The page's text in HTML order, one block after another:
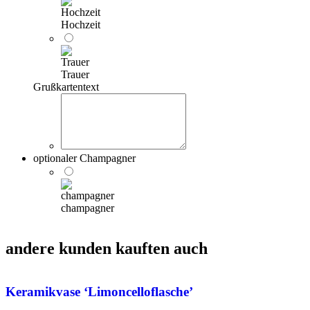
Hochzeit
Trauer
Grußkartentext
optionaler Champagner
champagner
andere kunden kauften auch
Keramikvase ‘Limoncelloflasche’